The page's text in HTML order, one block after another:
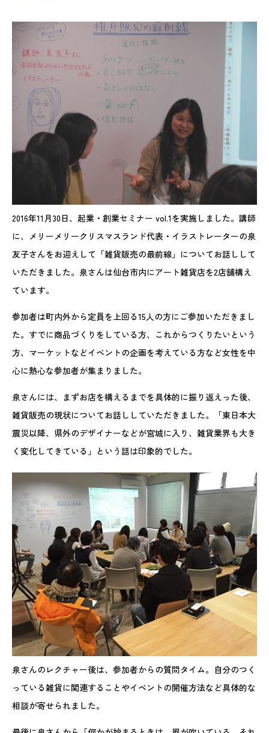
2016年11月30日、起業・創業セミナー vol.1を実施しました。講師
に、メリーメリークリスマスランド代表・イラストレーターの泉
友子さんをお迎えして「雑貨販売の最前線」についてお話しして
いただきました。泉さんは仙台市内にアート雑貨店を2店舗構え
ています。
参加者は町内外から定員を上回る15人の方にご参加いただきまし
た。すでに商品づくりをしている方、これからつくりたいという
方、マーケットなどイベントの企画を考えている方など女性を中
心に熱心な参加者が集まりました。
泉さんには、まずお店を構えるまでを具体的に振り返えった後、
雑貨販売の現状についてお話ししていただきました。「東日本大
震災以降、県外のデザイナーなどが宮城に入り、雑貨業界も大き
く変化してきている」という話は印象的でした。
泉さんのレクチャー後は、参加者からの質問タイム。自分のつく
っている雑貨に関連することやイベントの開催方法など具体的な
相談が寄せられました。